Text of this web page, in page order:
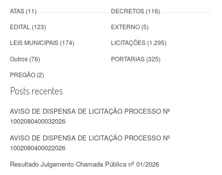
ATAS (11) DECRETOS (116)
EDITAL (123) EXTERNO (5)
LEIS MUNICIPAIS (174) LICITAÇÕES (1.295)
Outros (76) PORTARIAS (325)
PREGÃO (2)
Posts recentes
AVISO DE DISPENSA DE LICITAÇÃO PROCESSO Nº
1002080400032026
AVISO DE DISPENSA DE LICITAÇÃO PROCESSO Nº
1002080400022026
Resultado Julgamento Chamada Pública nº 01/2026